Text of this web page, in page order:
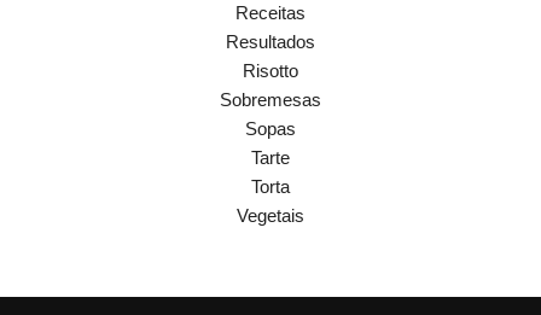
Receitas
Resultados
Risotto
Sobremesas
Sopas
Tarte
Torta
Vegetais